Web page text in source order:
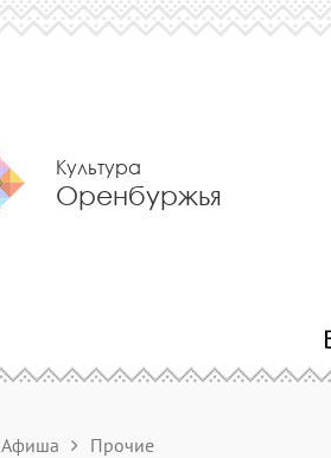
Культура
Оренбуржья
Афиша Прочие